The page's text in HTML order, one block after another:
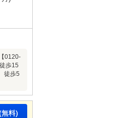
0120-
歩15
徒歩5
料)